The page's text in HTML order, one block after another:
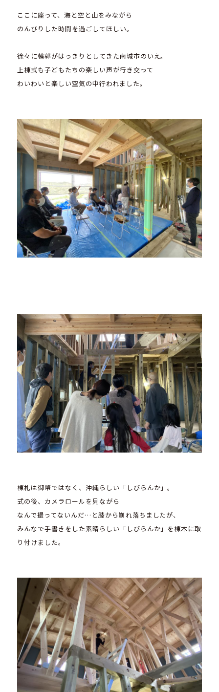
ここに座って、海と空と山をみながら
のんびりした時間を過ごしてほしい。
徐々に輪郭がはっきりとしてきた南城市のいえ。
上棟式も子どもたちの楽しい声が行き交って
わいわいと楽しい空気の中行われました。
棟札は御幣ではなく、沖縄らしい「しびらんか」。
式の後、カメラロールを見ながら
なんで撮ってないんだ…と膝から崩れ落ちましたが、
みんなで手書きをした素晴らしい「しびらんか」を棟木に取
り付けました。